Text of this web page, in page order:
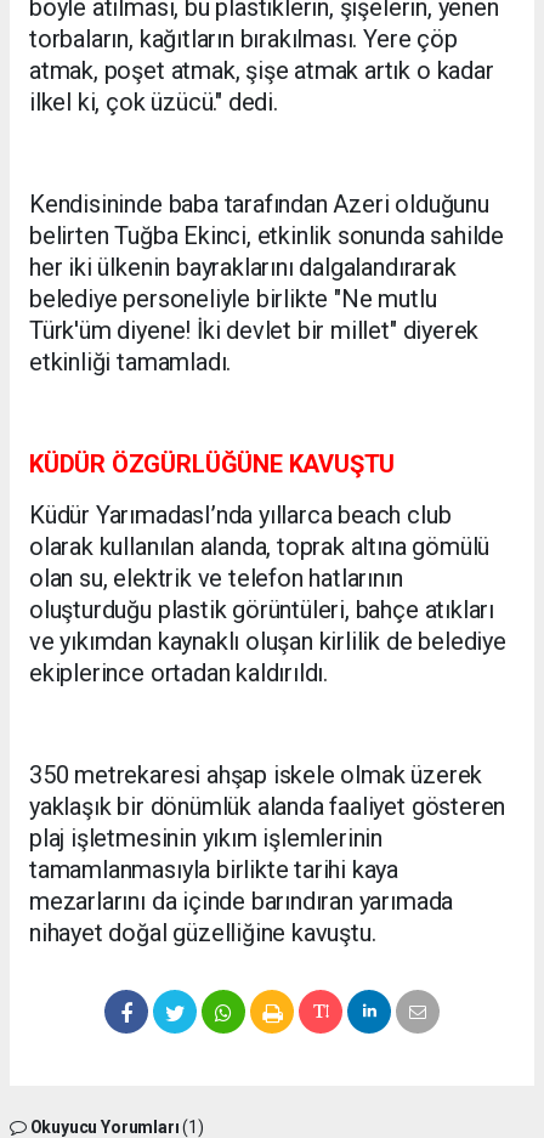
böyle atılması, bu plastiklerin, şişelerin, yenen
torbaların, kağıtların bırakılması. Yere çöp
atmak, poşet atmak, şişe atmak artık o kadar
ilkel ki, çok üzücü." dedi.
Kendisininde baba tarafından Azeri olduğunu
belirten Tuğba Ekinci, etkinlik sonunda sahilde
her iki ülkenin bayraklarını dalgalandırarak
belediye personeliyle birlikte "Ne mutlu
Türk'üm diyene! İki devlet bir millet" diyerek
etkinliği tamamladı.
KÜDÜR ÖZGÜRLÜĞÜNE KAVUŞTU
Küdür YarımadasI’nda yıllarca beach club
olarak kullanılan alanda, toprak altına gömülü
olan su, elektrik ve telefon hatlarının
oluşturduğu plastik görüntüleri, bahçe atıkları
ve yıkımdan kaynaklı oluşan kirlilik de belediye
ekiplerince ortadan kaldırıldı.
350 metrekaresi ahşap iskele olmak üzerek
yaklaşık bir dönümlük alanda faaliyet gösteren
plaj işletmesinin yıkım işlemlerinin
tamamlanmasıyla birlikte tarihi kaya
mezarlarını da içinde barındıran yarımada
nihayet doğal güzelliğine kavuştu.
Okuyucu Yorumları(1)